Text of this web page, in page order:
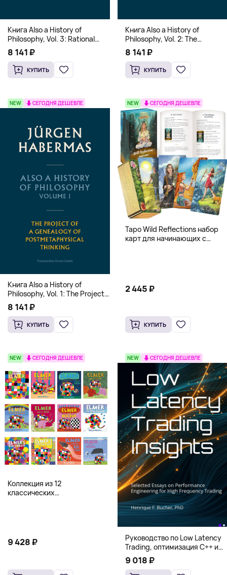
Книга Also a History of
Philosophy, Vol. 3: Rational
Freedom. Traces of the
Discourse on Faith and
Knowledge (Твердый
переплет)
8 141 ₽
КУПИТЬ
Книга Also a History of
Philosophy, Vol. 2: The
Occidental Constellation of
Faith and Knowledge
(Твердый переплет)
8 141 ₽
КУПИТЬ
NEW СЕГОДНЯ ДЕШЕВЛЕ
Книга Also a History of
Philosophy, Vol. 1: The Project
of a Genealogy of
Postmetaphysical Thinking
(Твердый переплет)
8 141 ₽
КУПИТЬ
NEW СЕГОДНЯ ДЕШЕВЛЕ
Таро Wild Reflections набор
карт для начинающих с
2 445 ₽
КУПИТЬ
NEW СЕГОДНЯ ДЕШЕВЛЕ
Коллекция из 12
классических
9 428 ₽
NEW СЕГОДНЯ ДЕШЕВЛЕ
Руководство по Low Latency
Trading, оптимизация C++ и
системная архитектура для
HFT
9 018 ₽